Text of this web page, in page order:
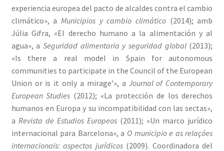
experiencia europea del pacto de alcaldes contra el cambio
climático», a Municipios y cambio climático (2014); amb
Júlia Gifra, «El derecho humano a la alimentación y al
agua», a Seguridad alimentaria y seguridad global(2013);
«Is there a real model in Spain for autonomous
communities to participate in the Council of the European
Union or is it only a mirage’», a Journal of Contemporary
European Studies (2012); «La protección de los derechos
humanos en Europa y su incompatibilidad con las sectas»,
a Revista de Estudios Europeos (2011); «Un marco jurídico
internacional para Barcelona», a O municipio e as relaçóes
internacionais: aspectos jurídicos(2009). Coordinadora del